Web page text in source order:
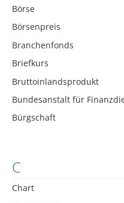
Börse
Börsenpreis
Branchenfonds
Briefkurs
Bruttoinlandsprodukt
Bundesanstalt für
Bürgschaft
C
Chart